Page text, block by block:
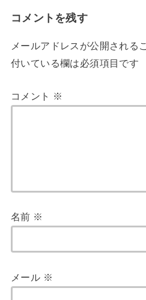
コメントを残す
メールアドレスが公開される
付いている欄は必須項目です
コメント ※
名前 ※
メール ※